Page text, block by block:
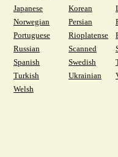
Japanese
Korean
Norwegian
Persian
Portuguese
Rioplatense
Russian
Scanned
Spanish
Swedish
Turkish
Ukrainian
Welsh